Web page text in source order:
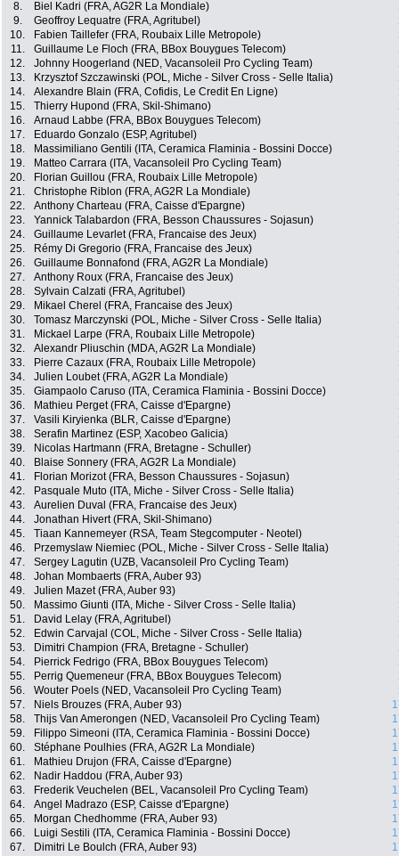
8. Biel Kadri (FRA, AG2R La Mondiale)
9.
Geoffroy Lequatre (FRA, Agritubel)
10.
Fabien Taillefer (FRA, Roubaix Lille Metropole)
11.
Guillaume Le Floch (FRA, BBox Bouygues Telecom)
12.
Johnny Hoogerland (NED, Vacansoleil Pro Cycling Team)
13.
Krzysztof Szczawinski (POL, Miche - Silver Cross - Selle Italia)
14.
Alexandre Blain (FRA, Cofidis, Le Credit En Ligne)
15.
Thierry Hupond (FRA, Skil-Shimano)
16.
Arnaud Labbe (FRA, BBox Bouygues Telecom)
17.
Eduardo Gonzalo (ESP, Agritubel)
18.
Massimiliano Gentili (ITA, Ceramica Flaminia - Bossini Docce)
19.
Matteo Carrara (ITA, Vacansoleil Pro Cycling Team)
20.
Florian Guillou (FRA, Roubaix Lille Metropole)
21.
Christophe Riblon (FRA, AG2R La Mondiale)
22.
Anthony Charteau (FRA, Caisse d'Epargne)
23.
Yannick Talabardon (FRA, Besson Chaussures - Sojasun)
24.
Guillaume Levarlet (FRA, Francaise des Jeux)
25.
Rémy Di Gregorio (FRA, Francaise des Jeux)
26.
Guillaume Bonnafond (FRA, AG2R La Mondiale)
27.
Anthony Roux (FRA, Francaise des Jeux)
28.
Sylvain Calzati (FRA, Agritubel)
29.
Mikael Cherel (FRA, Francaise des Jeux)
30.
Tomasz Marczynski (POL, Miche - Silver Cross - Selle Italia)
31.
Mickael Larpe (FRA, Roubaix Lille Metropole)
32.
Alexandr Pliuschin (MDA, AG2R La Mondiale)
33.
Pierre Cazaux (FRA, Roubaix Lille Metropole)
34.
Julien Loubet (FRA, AG2R La Mondiale)
35.
Giampaolo Caruso (ITA, Ceramica Flaminia - Bossini Docce)
36.
Mathieu Perget (FRA, Caisse d'Epargne)
37.
Vasili Kiryienka (BLR, Caisse d'Epargne)
38.
Serafin Martinez (ESP, Xacobeo Galicia)
39.
Nicolas Hartmann (FRA, Bretagne - Schuller)
40.
Blaise Sonnery (FRA, AG2R La Mondiale)
41.
Florian Morizot (FRA, Besson Chaussures - Sojasun)
42.
Pasquale Muto (ITA, Miche - Silver Cross - Selle Italia)
43.
Aurelien Duval (FRA, Francaise des Jeux)
44.
Jonathan Hivert (FRA, Skil-Shimano)
45.
Tiaan Kannemeyer (RSA, Team Stegcomputer - Neotel)
46.
Przemyslaw Niemiec (POL, Miche - Silver Cross - Selle Italia)
47.
Sergey Lagutin (UZB, Vacansoleil Pro Cycling Team)
48.
Johan Mombaerts (FRA, Auber 93)
49.
Julien Mazet (FRA, Auber 93)
50.
Massimo Giunti (ITA, Miche - Silver Cross - Selle Italia)
51.
David Lelay (FRA, Agritubel)
52.
Edwin Carvajal (COL, Miche - Silver Cross - Selle Italia)
53.
Dimitri Champion (FRA, Bretagne - Schuller)
54.
Pierrick Fedrigo (FRA, BBox Bouygues Telecom)
55.
Perrig Quemeneur (FRA, BBox Bouygues Telecom)
56.
Wouter Poels (NED, Vacansoleil Pro Cycling Team)
57.
Niels Brouzes (FRA, Auber 93)
58.
Thijs Van Amerongen (NED, Vacansoleil Pro Cycling Team)
59.
Filippo Simeoni (ITA, Ceramica Flaminia - Bossini Docce)
60.
Stéphane Poulhies (FRA, AG2R La Mondiale)
61.
Mathieu Drujon (FRA, Caisse d'Epargne)
62.
Nadir Haddou (FRA, Auber 93)
63.
Frederik Veuchelen (BEL, Vacansoleil Pro Cycling Team)
64.
Angel Madrazo (ESP, Caisse d'Epargne)
65.
Morgan Chedhomme (FRA, Auber 93)
66.
Luigi Sestili (ITA, Ceramica Flaminia - Bossini Docce)
67.
Dimitri Le Boulch (FRA, Auber 93)